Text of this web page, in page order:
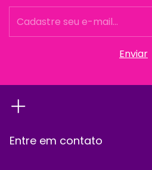
Entre em contato